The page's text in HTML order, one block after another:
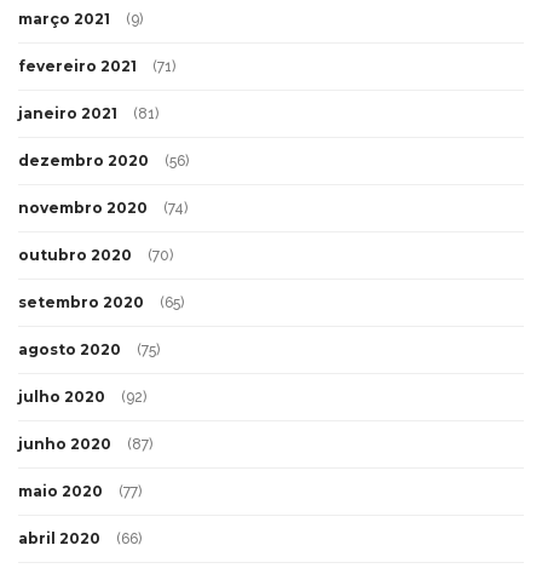
março 2021 (9)
fevereiro 2021 (71)
janeiro 2021 (81)
dezembro 2020 (56)
novembro 2020 (74)
outubro 2020 (70)
setembro 2020 (65)
agosto 2020 (75)
julho 2020 (92)
junho 2020 (87)
maio 2020 (77)
abril 2020 (66)